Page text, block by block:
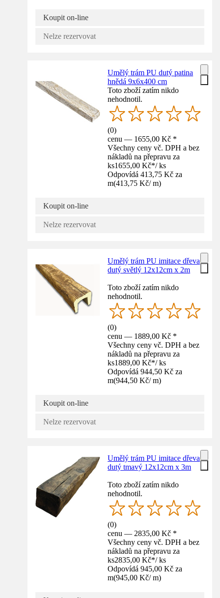
Koupit on-line
Nelze rezervovat
Umělý trám PU dutý patina
hnědá 9x6x400 cm
Toto zboží zatím nikdo
nehodnotil.
(0)
cenu — 1655,00 Kč *
Všechny ceny vč. DPH a bez
nákladů na přepravu za
ks1655,00 Kč*/ ks
Odpovídá 413,75 Kč za
m(413,75 Kč/ m)
Koupit on-line
Nelze rezervovat
Umělý trám PU imitace dřeva
dutý světlý 12x12cm x 2m
Toto zboží zatím nikdo
nehodnotil.
(0)
cenu — 1889,00 Kč *
Všechny ceny vč. DPH a bez
nákladů na přepravu za
ks1889,00 Kč*/ ks
Odpovídá 944,50 Kč za
m(944,50 Kč/ m)
Koupit on-line
Nelze rezervovat
Umělý trám PU imitace dřeva
dutý tmavý 12x12cm x 3m
Toto zboží zatím nikdo
nehodnotil.
(0)
cenu — 2835,00 Kč *
Všechny ceny vč. DPH a bez
nákladů na přepravu za
ks2835,00 Kč*/ ks
Odpovídá 945,00 Kč za
m(945,00 Kč/ m)